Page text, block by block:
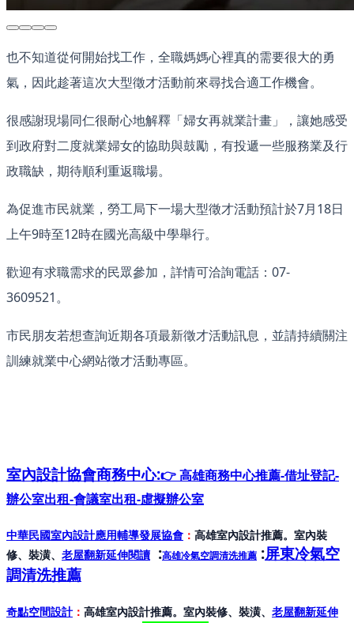
也不知道從何開始找工作，全職媽媽心裡真的需要很大的勇
氣，因此趁著這次大型徵才活動前來尋找合適工作機會。
很感謝現場同仁很耐心地解釋「婦女再就業計畫」，讓她感受
到政府對二度就業婦女的協助與鼓勵，有投遞一些服務業及行
政職缺，期待順利重返職場。
為促進市民就業，勞工局下一場大型徵才活動預計於7月18日
上午9時至12時在國光高級中學舉行。
歡迎有求職需求的民眾參加，詳情可洽詢電話：07-
3609521。
市民朋友若想查詢近期各項最新徵才活動訊息，並請持續關注
訓練就業中心網站徵才活動專區。
室內設計協會商務中心:👉 高雄商務中心推薦-借址登記-
辦公室出租-會議室出租-虛擬辦公室
中華民國室內設計應用輔導發展協會 ： 高雄室內設計推薦。室內裝
修、裝潢、 老屋翻新延伸閱讀 :高雄冷氣空調清洗推薦 :屏東冷氣空
調清洗推薦
奇點空間設計： 高雄室內設計推薦。室內裝修、裝潢、 老屋翻新延伸